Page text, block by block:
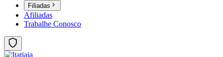
Filiadas
Afiliadas
Trabalhe Conosco